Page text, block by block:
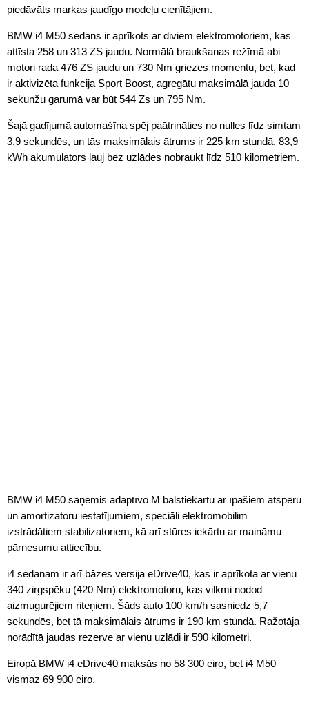
piedāvāts markas jaudīgo modeļu cienītājiem.
BMW i4 M50 sedans ir aprīkots ar diviem elektromotoriem, kas
attīsta 258 un 313 ZS jaudu. Normālā braukšanas režīmā abi
motori rada 476 ZS jaudu un 730 Nm griezes momentu, bet, kad
ir aktivizēta funkcija Sport Boost, agregātu maksimālā jauda 10
sekunžu garumā var būt 544 Zs un 795 Nm.
Šajā gadījumā automašīna spēj paātrināties no nulles līdz simtam
3,9 sekundēs, un tās maksimālais ātrums ir 225 km stundā. 83,9
kWh akumulators ļauj bez uzlādes nobraukt līdz 510 kilometriem.
BMW i4 M50 saņēmis adaptīvo M balstiekārtu ar īpašiem atsperu
un amortizatoru iestatījumiem, speciāli elektromobilim
izstrādātiem stabilizatoriem, kā arī stūres iekārtu ar maināmu
pārnesumu attiecību.
i4 sedanam ir arī bāzes versija eDrive40, kas ir aprīkota ar vienu
340 zirgspēku (420 Nm) elektromotoru, kas vilkmi nodod
aizmugurējiem riteņiem. Šāds auto 100 km/h sasniedz 5,7
sekundēs, bet tā maksimālais ātrums ir 190 km stundā. Ražotāja
norādītā jaudas rezerve ar vienu uzlādi ir 590 kilometri.
Eiropā BMW i4 eDrive40 maksās no 58 300 eiro, bet i4 M50 –
vismaz 69 900 eiro.